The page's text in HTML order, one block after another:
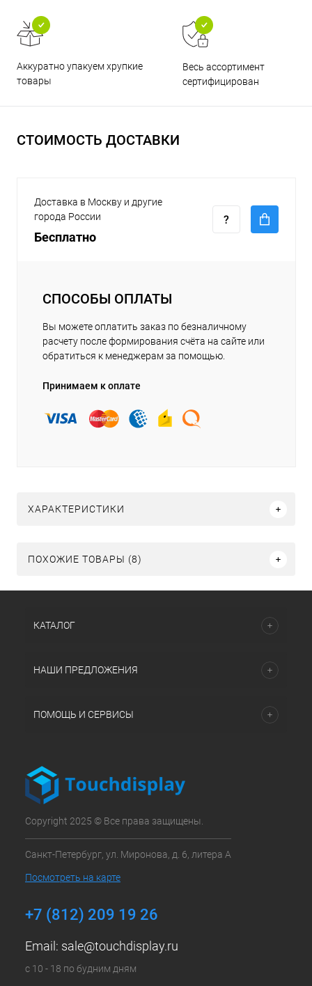
Аккуратно упакуем хрупкие
товары
Весь ассортимент
сертифицирован
СТОИМОСТЬ ДОСТАВКИ
Доставка в Москву и другие
города России
Бесплатно
СПОСОБЫ ОПЛАТЫ
Вы можете оплатить заказ по безналичному
расчету после формирования счёта на сайте или
обратиться к менеджерам за помощью.
Принимаем к оплате
ХАРАКТЕРИСТИКИ
ПОХОЖИЕ ТОВАРЫ (8)
КАТАЛОГ
НАШИ ПРЕДЛОЖЕНИЯ
ПОМОЩЬ И СЕРВИСЫ
Copyright 2025 © Все права защищены.
Санкт-Петербург, ул. Миронова, д. 6, литера А
Посмотреть на карте
+7 (812) 209 19 26
Email: sale@touchdisplay.ru
с 10 - 18 по будним дням